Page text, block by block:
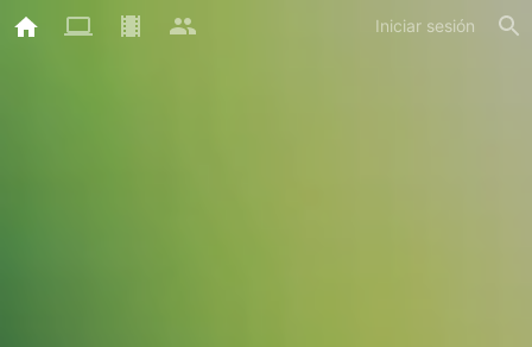
Iniciar sesión